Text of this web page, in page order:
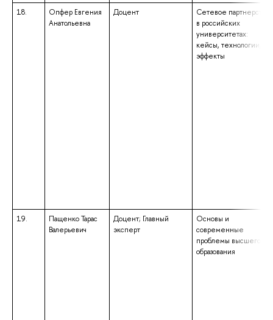
18.
Опфер Евгения
Анатольевна
Доцент
Сетевое партнерство
в российских
университетах:
кейсы, технологии,
эффекты
19.
Пащенко Тарас
Валерьевич
Доцент; Главный
эксперт
Основы и
современные
проблемы высшего
образования